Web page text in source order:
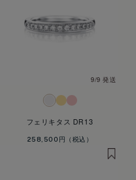
9/9 発送
フェリキタス DR13
258,500円